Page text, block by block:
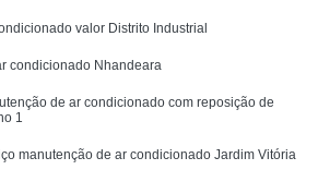
valor Distrito Industrial
condicionado Nhandeara
de ar condicionado com reposição de
1
manutenção de ar condicionado Jardim Vitória